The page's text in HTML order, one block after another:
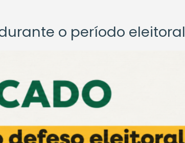
o período eleitoral